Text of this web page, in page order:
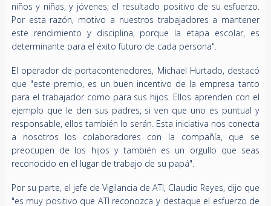
niños y niñas, y jóvenes; el resultado positivo de su esfuerzo.
Por esta razón, motivo a nuestros trabajadores a mantener
este rendimiento y disciplina, porque la etapa escolar, es
determinante para el éxito futuro de cada persona".
El operador de portacontenedores, Michael Hurtado, destacó
que "este premio, es un buen incentivo de la empresa tanto
para el trabajador como para sus hijos. Ellos aprenden con el
ejemplo que le den sus padres, si ven que uno es puntual y
responsable, ellos también lo serán. Esta iniciativa nos conecta
a nosotros los colaboradores con la compañía, que se
preocupen de los hijos y también es un orgullo que seas
reconocido en el lugar de trabajo de su papá".
Por su parte, el jefe de Vigilancia de ATI, Claudio Reyes, dijo que
"es muy positivo que ATI reconozca y destaque el esfuerzo de